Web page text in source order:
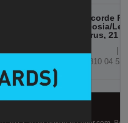
Concorde
| Nicosia/
Cyprus, 21 -
|
548 810 04 53